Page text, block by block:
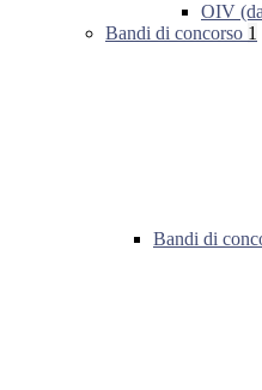
OIV
Bandi di concorso 1
Bandi di